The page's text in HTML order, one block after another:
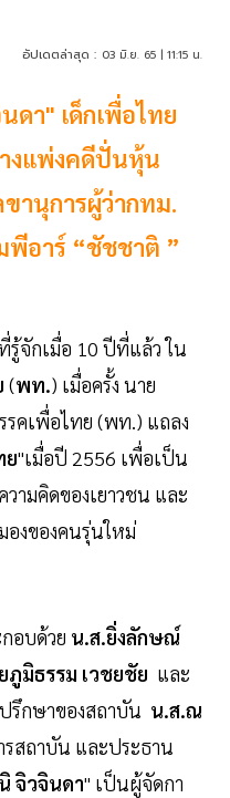
อัปเดตล่าสุด : 03 มิ.ย. 65 | 11:15 น.
ดา" เด็กเพื่อไทย
งแพ่งคดีปั่นหุ้น
านุการผู้ว่ากทม.
พีอาร์ “ชัชชาติ ”
รู้จักเมื่อ 10 ปีที่แล้ว ใน
(พท.) เมื่อครั้ง นาย
รคเพื่อไทย (พท.) แถลง
ย"เมื่อปี 2556 เพื่อเป็น
ามคิดของเยาวชน และ
งของคนรุ่นใหม่
อบด้วย น.ส.ยิ่งลักษณ์
ภูมิธรรม เวชยชัย และ
กษาของสถาบัน น.ส.ณ
สถาบัน และประธาน
จิวจินดา" เป็นผู้จัดกา